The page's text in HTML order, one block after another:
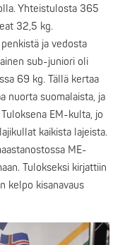
Yhteistulosta 365
32,5 kg.
ja vedosta
sub-juniori oli
69 kg. Tällä kertaa
nuorta suomalaista, ja
EM-kulta, jo
kaikista lajeista.
ME-
Tulokseksi kirjattiin
kelpo kisanavaus